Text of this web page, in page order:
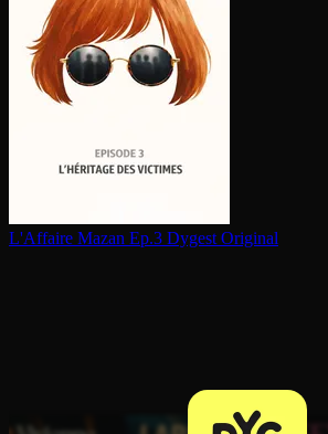
L'Affaire Mazan Ep.3 Dygest Original